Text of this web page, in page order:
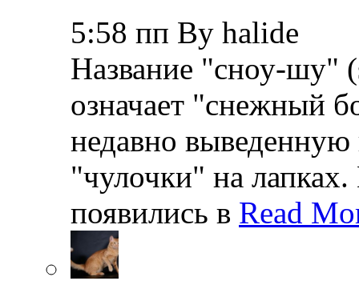
5:58 пп By halide
Название "сноу-шу"
означает "снежный
недавно выведенную
"чулочки" на
появились в Read